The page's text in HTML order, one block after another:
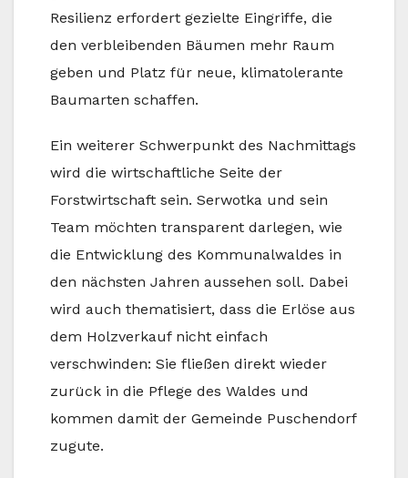
Resilienz erfordert gezielte Eingriffe, die
den verbleibenden Bäumen mehr Raum
geben und Platz für neue, klimatolerante
Baumarten schaffen.
Ein weiterer Schwerpunkt des Nachmittags
wird die wirtschaftliche Seite der
Forstwirtschaft sein. Serwotka und sein
Team möchten transparent darlegen, wie
die Entwicklung des Kommunalwaldes in
den nächsten Jahren aussehen soll. Dabei
wird auch thematisiert, dass die Erlöse aus
dem Holzverkauf nicht einfach
verschwinden: Sie fließen direkt wieder
zurück in die Pflege des Waldes und
kommen damit der Gemeinde Puschendorf
zugute.